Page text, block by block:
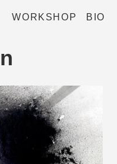
WORKSHOP BIO